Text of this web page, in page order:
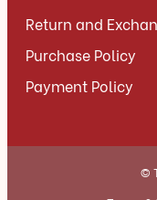
Return and
Purchase Policy
Payment Policy
©